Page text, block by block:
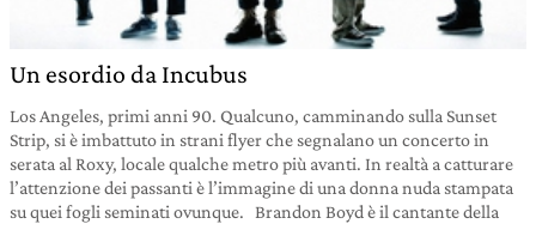
Un esordio da Incubus
Los Angeles, primi anni 90. Qualcuno, camminando sulla Sunset
Strip, si è imbattuto in strani flyer che segnalano un concerto in
serata al Roxy, locale qualche metro più avanti. In realtà a catturare
l’attenzione dei passanti è l’immagine di una donna nuda stampata
su quei fogli seminati ovunque. Brandon Boyd è il cantante della